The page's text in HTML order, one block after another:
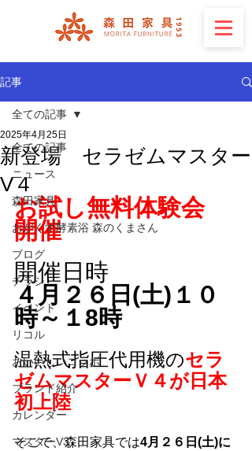
記事
全ての記事
ニュース
森田家具
おがくず酵素浴 森のくまさん
ブログ
チラシ
イベント
リコル
おいいしいコラボ
ブランド紹介
カレンダー
マスターV3
全ての記事
新登場 セラゼムマスター
V４
2025年4月25日
お試し無料体験会
開催
開催日時
４月２６日(土)１０
時～１8時
温熱式指圧代用機のセラ
ゼムマスターＶ４が日本
初上陸
そこで、森田家具では4月２６日(土)に